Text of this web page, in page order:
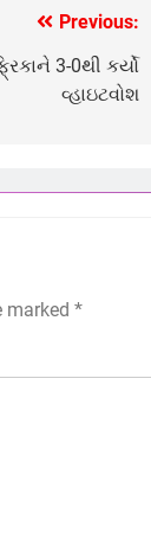
Previous:
3-0થી કર્યો
વ્હાઇટવોશ
marked *